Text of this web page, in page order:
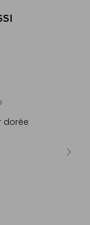
dorée